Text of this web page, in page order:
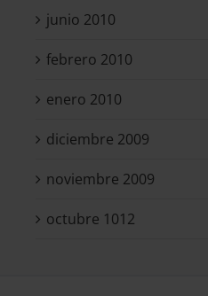
junio 2010
febrero 2010
enero 2010
diciembre 2009
noviembre 2009
octubre 1012